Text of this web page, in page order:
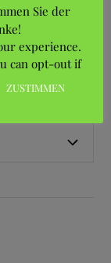
e.V.
Sie der
experience.
can opt-out if
ZUSTIMMEN